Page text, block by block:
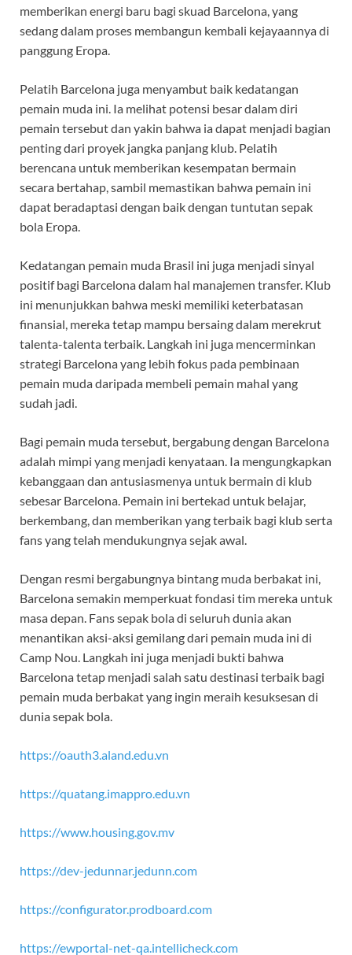
memberikan energi baru bagi skuad Barcelona, yang
sedang dalam proses membangun kembali kejayaannya di
panggung Eropa.
Pelatih Barcelona juga menyambut baik kedatangan
pemain muda ini. Ia melihat potensi besar dalam diri
pemain tersebut dan yakin bahwa ia dapat menjadi bagian
penting dari proyek jangka panjang klub. Pelatih
berencana untuk memberikan kesempatan bermain
secara bertahap, sambil memastikan bahwa pemain ini
dapat beradaptasi dengan baik dengan tuntutan sepak
bola Eropa.
Kedatangan pemain muda Brasil ini juga menjadi sinyal
positif bagi Barcelona dalam hal manajemen transfer. Klub
ini menunjukkan bahwa meski memiliki keterbatasan
finansial, mereka tetap mampu bersaing dalam merekrut
talenta-talenta terbaik. Langkah ini juga mencerminkan
strategi Barcelona yang lebih fokus pada pembinaan
pemain muda daripada membeli pemain mahal yang
sudah jadi.
Bagi pemain muda tersebut, bergabung dengan Barcelona
adalah mimpi yang menjadi kenyataan. Ia mengungkapkan
kebanggaan dan antusiasmenya untuk bermain di klub
sebesar Barcelona. Pemain ini bertekad untuk belajar,
berkembang, dan memberikan yang terbaik bagi klub serta
fans yang telah mendukungnya sejak awal.
Dengan resmi bergabungnya bintang muda berbakat ini,
Barcelona semakin memperkuat fondasi tim mereka untuk
masa depan. Fans sepak bola di seluruh dunia akan
menantikan aksi-aksi gemilang dari pemain muda ini di
Camp Nou. Langkah ini juga menjadi bukti bahwa
Barcelona tetap menjadi salah satu destinasi terbaik bagi
pemain muda berbakat yang ingin meraih kesuksesan di
dunia sepak bola.
https://oauth3.aland.edu.vn
https://quatang.imappro.edu.vn
https://www.housing.gov.mv
https://dev-jedunnar.jedunn.com
https://configurator.prodboard.com
https://ewportal-net-qa.intellicheck.com